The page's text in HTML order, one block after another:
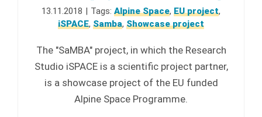
13.11.2018 Tags: Alpine Space, EU project,
iSPACE, Samba, Showcase project
The "SaMBA" project, in which the Research
Studio iSPACE is a scientific project partner,
is a showcase project of the EU funded
Alpine Space Programme.